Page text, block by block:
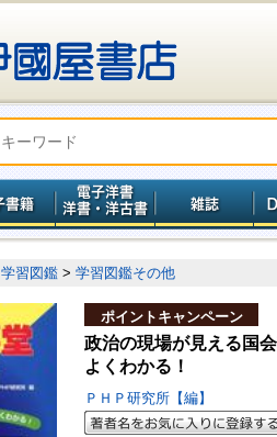
学習図鑑 > 学習図鑑その他
ポイントキャンペーン
政治の現場が見える国
よくわかる！
ＰＨＰ研究所【編】